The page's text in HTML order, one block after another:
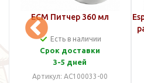
ECM Питчер 360 мл
Есть в наличии
Срок доставки
3-5 дней
Артикул: AC100033-00